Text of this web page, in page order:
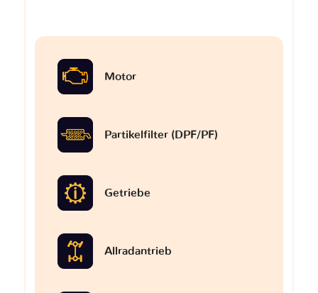
Motor
Partikelfilter (DPF/PF)
Getriebe
Allradantrieb